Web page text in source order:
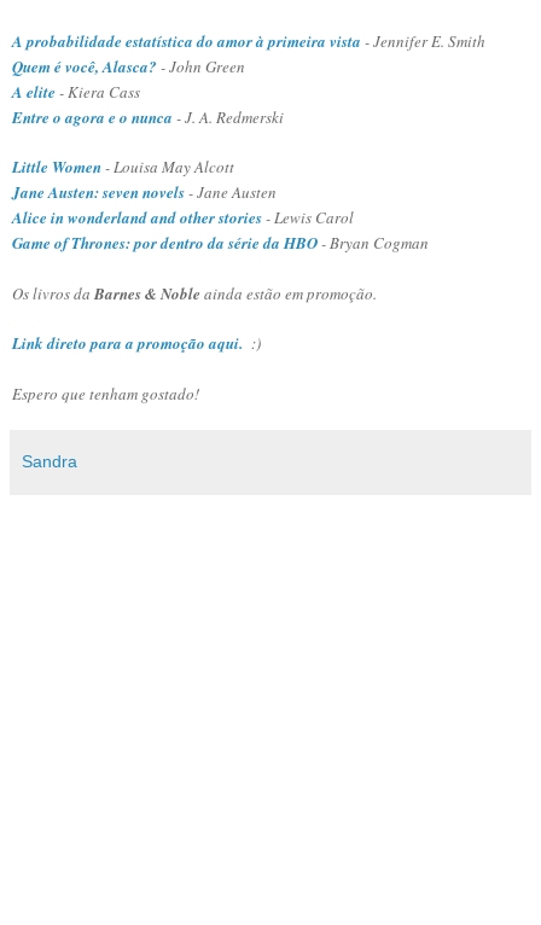
A probabilidade estatística do amor à primeira vista - Jennifer E. Smith
Quem é você, Alasca? - John Green
A elite - Kiera Cass
Entre o agora e o nunca -J. A. Redmerski
Little Women- Louisa May Alcott
Jane Austen: seven novels- Jane Austen
Alice in wonderland and other stories- Lewis Carol
Game of Thrones: por dentro da série da HBO- Bryan Cogman
Os livros da Barnes & Noble ainda estão em promoção.
Link direto para a promoção aqui. :)
Espero que tenham gostado!
Sandra